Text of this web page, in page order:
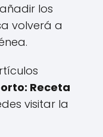
los
volverá a
Receta
visitar la